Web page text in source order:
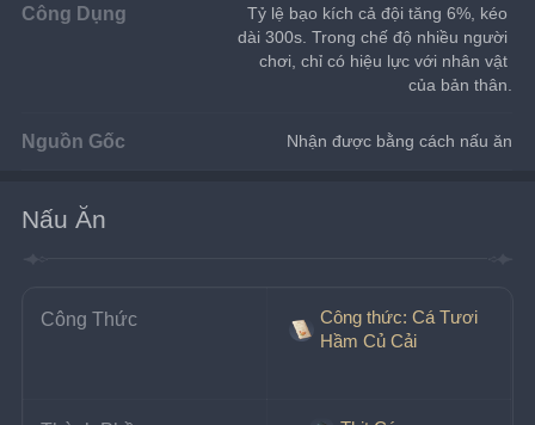
Công Dụng
Tỷ lệ bạo kích cả đội tăng 6%, kéo
dài 300s. Trong chế độ nhiều người
chơi, chỉ có hiệu lực với nhân vật
của bản thân.
Nguồn Gốc Nhận được bằng cách nấu ăn
Nấu Ăn
Công Thức
Công thức: Cá Tươi
Hầm Củ Cải